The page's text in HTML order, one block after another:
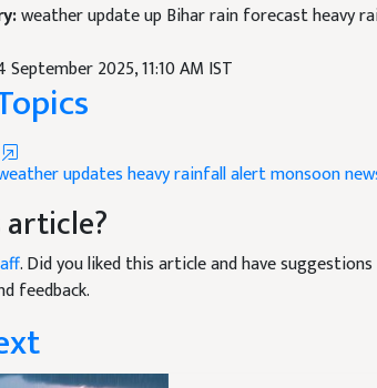
weather update up Bihar rain forecast heavy
September 2025, 11:10 AM IST
updatesheavy rainfall alertmonsoon
. Did you liked this article and have
feedback.